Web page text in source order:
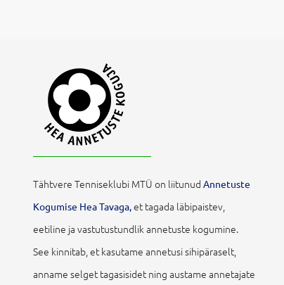
Tähtvere Tenniseklubi MTÜ on liitunudAnnetuste
Kogumise Hea Tavaga,et tagada läbipaistev,
eetiline ja vastutustundlik annetuste kogumine.
See kinnitab, et kasutame annetusi sihipäraselt,
anname selget tagasisidet ning austame annetajate